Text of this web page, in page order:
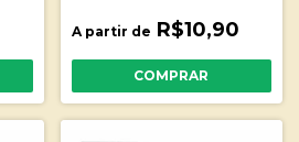
A partir de R$10,90
COMPRAR